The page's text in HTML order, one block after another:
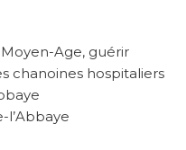
Age, guérir
chanoines hospitaliers
l’Abbaye